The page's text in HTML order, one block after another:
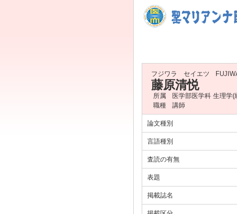
フジワラ セイエツ
藤原清悦
所属
医学部医学科 生理学(
職種
講師
論文種別
言語種別
査読の有無
表題
掲載誌名